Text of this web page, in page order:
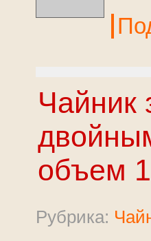
Чайник
объем
Рубрика: